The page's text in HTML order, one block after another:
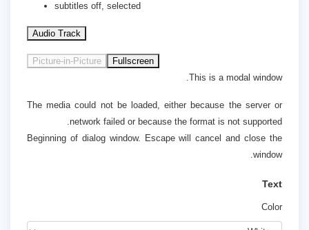
subtitles off, selected
Audio Track
Picture-in-Picture
Fullscreen
This is a modal window.
The media could not be loaded, either because the server or
network failed or because the format is not supported.
Beginning of dialog window. Escape will cancel and close the
window.
Text
Color